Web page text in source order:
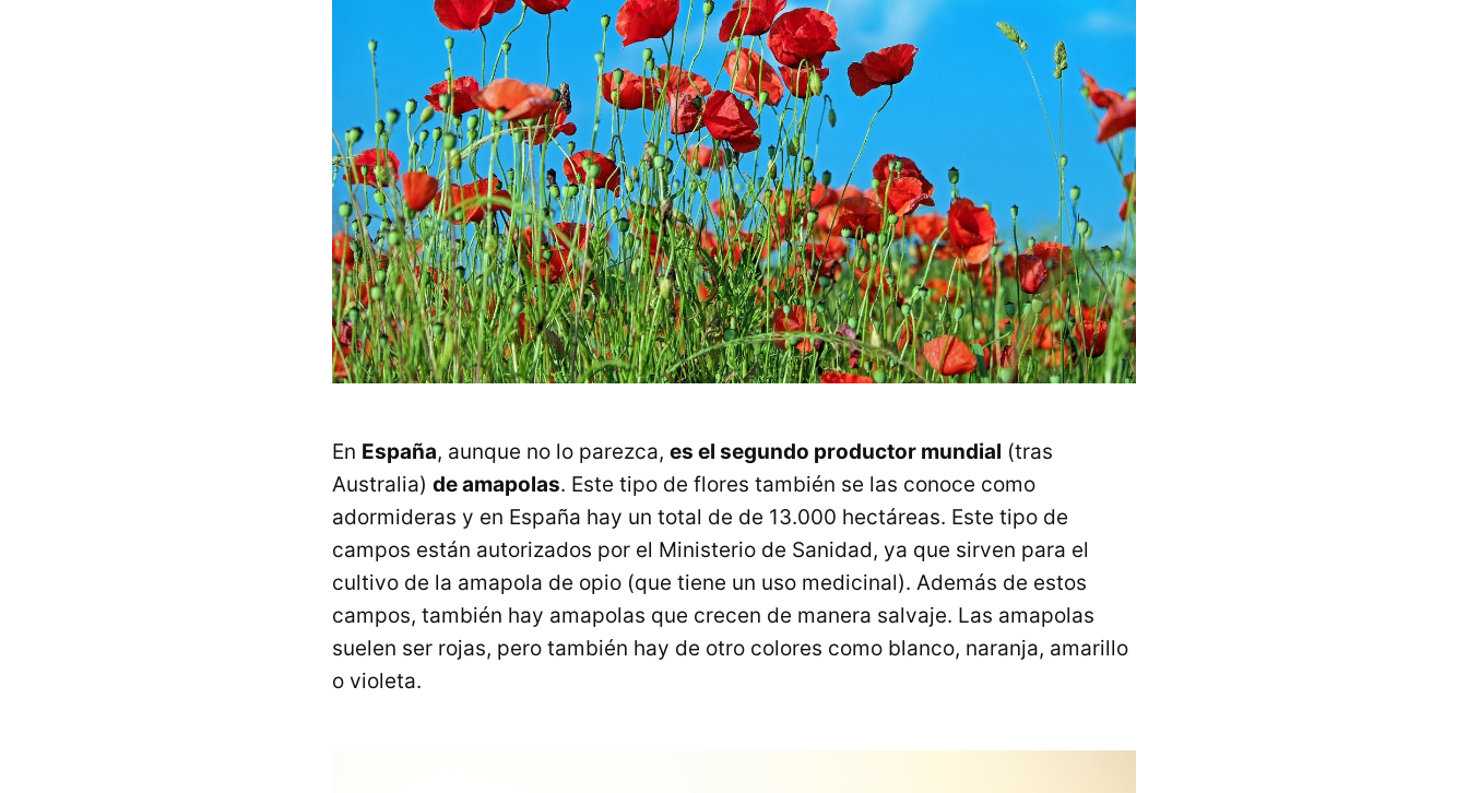
En España, aunque no lo parezca, es el segundo productor mundial (tras
Australia) de amapolas. Este tipo de flores también se las conoce como
adormideras y en España hay un total de de 13.000 hectáreas. Este tipo de
campos están autorizados por el Ministerio de Sanidad, ya que sirven para el
cultivo de la amapola de opio (que tiene un uso medicinal). Además de estos
campos, también hay amapolas que crecen de manera salvaje. Las amapolas
suelen ser rojas, pero también hay de otro colores como blanco, naranja, amarillo
o violeta.